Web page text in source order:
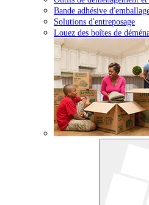
Bande adhésive
Solutions d'entreposage
Louez des boîtes de